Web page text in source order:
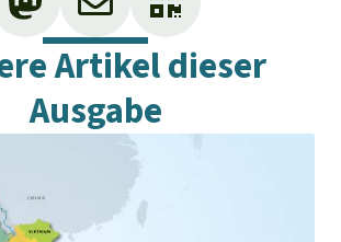
Artikel dieser
Ausgabe